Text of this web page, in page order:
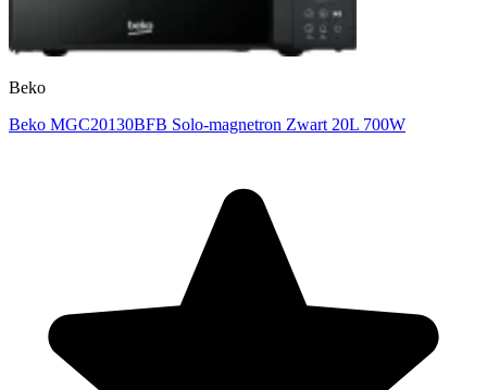
Beko
Beko MGC20130BFB Solo-magnetron Zwart 20L 700W